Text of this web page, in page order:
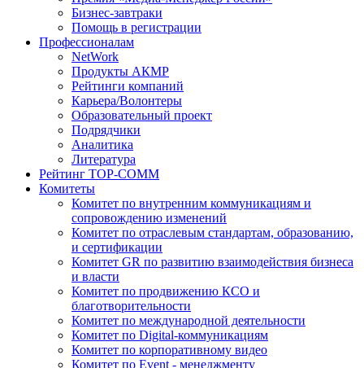
Бизнес-завтраки
Помощь в регистрации
Профессионалам
NetWork
Продукты АКМР
Рейтинги компаний
Карьера/Волонтеры
Образовательный проект
Подрядчики
Аналитика
Литература
Рейтинг TOP-COMM
Комитеты
Комитет по внутренним коммуникациям и
сопровождению изменений
Комитет по отраслевым стандартам, образованию,
и сертификации
Комитет GR по развитию взаимодействия бизнеса
и власти
Комитет по продвижению КСО и
благотворительности
Комитет по международной деятельности
Комитет по Digital-коммуникациям
Комитет по корпоративному видео
Комитет по Event - менеджменту